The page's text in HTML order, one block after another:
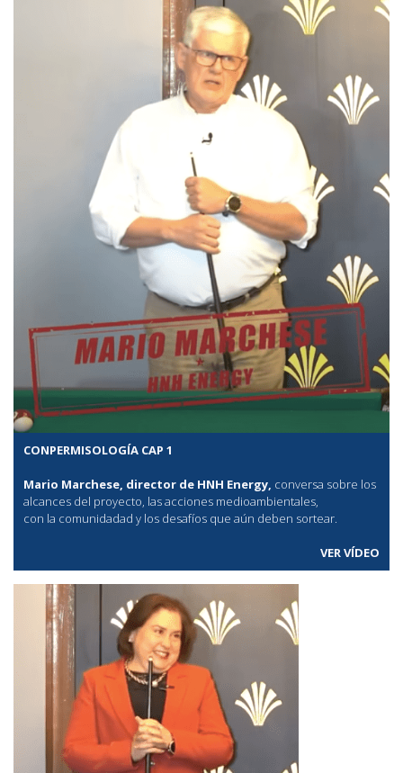
CONPERMISOLOGÍA CAP 1
Mario Marchese, director de HNH Energy, conversa sobre los
alcances del proyecto, las acciones medioambientales,
con la comunidadad y los desafíos que aún deben sortear.
VER VÍDEO